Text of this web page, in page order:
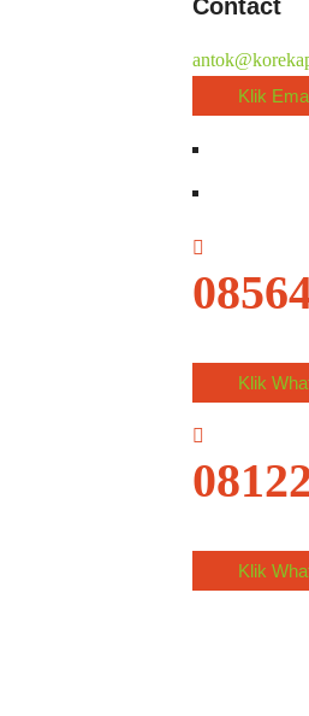
Contact
Klik
Klik
Klik